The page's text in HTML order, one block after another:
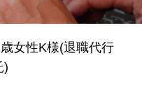
女性K様(退職代行
)